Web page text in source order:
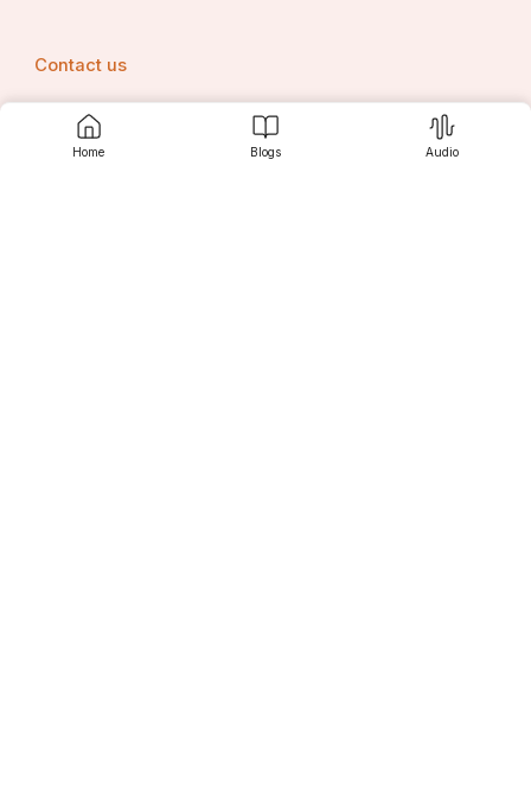
Home Blogs Audio
Contact us